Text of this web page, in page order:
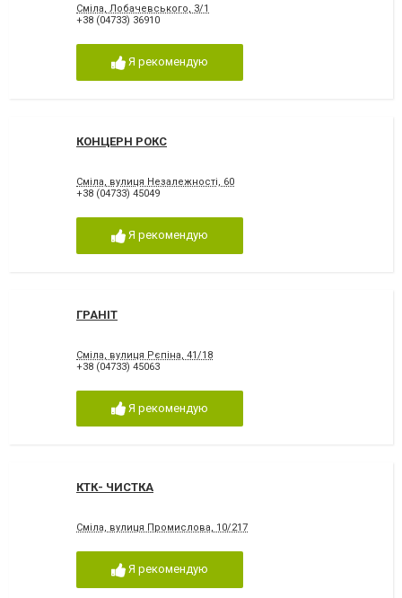
Сміла, Лобачевського, 3/1
+38 (04733) 36910
Я рекомендую
КОНЦЕРН РОКС
Сміла, вулиця Незалежності, 60
+38 (04733) 45049
Я рекомендую
ГРАНІТ
Сміла, вулиця Рєпіна, 41/18
+38 (04733) 45063
Я рекомендую
КТК- ЧИСТКА
Сміла, вулиця Промислова, 10/217
Я рекомендую